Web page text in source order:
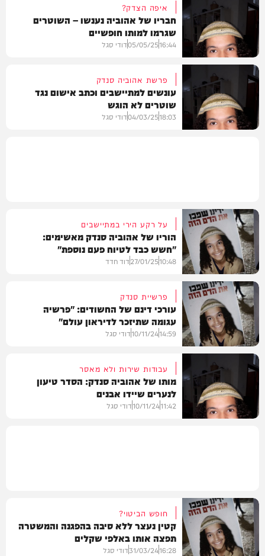
חדשות
חדשות
איפה הצדק?
חבריו של אהוביה נענשו – השוטרים
שגרמו למותו חופשיים
16:44
05/05/25דודי סגל
פרשת אהוביה סנדק
עונשים למתיישבים וכתב אישום נגד
שוטרים לא הוגש
18:03
04/03/25דודי סגל
בארץ
על רקע הירי במתיישבים
הוריו של אהוביה סנדק מאשימים:
"חשש כבד לטיוח פעם נוספת"
10:48
27/01/25דוד חדד
משפט
פרשיית סנדק
עורכי דינם של החשודים: "פרשיה
עגומה שתיזכר לדיראון עולם"
14:59
10/11/24דודי סגל
עבודות שירות ולא מאסר
מותו של אהוביה סנדק: הסדר טיעון
לנערים שיידו אבנים
11:42
10/11/24דודי סגל
חופש הביטוי?
קטין נעצר ללא סיבה בהפגנה והמשטרה
תפצה אותו באלפי שקלים
16:28
31/03/24דודי סגל